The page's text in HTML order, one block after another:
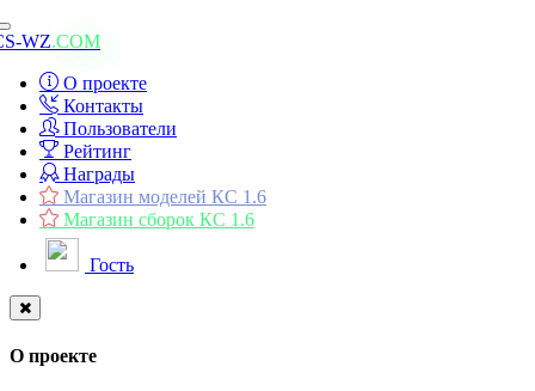
Toggle
navigation
WZ.COM
О проекте
Контакты
Пользователи
Рейтинг
Награды
Магазин моделей КС 1.6
Магазин сборок КС 1.6
Гость
О проекте